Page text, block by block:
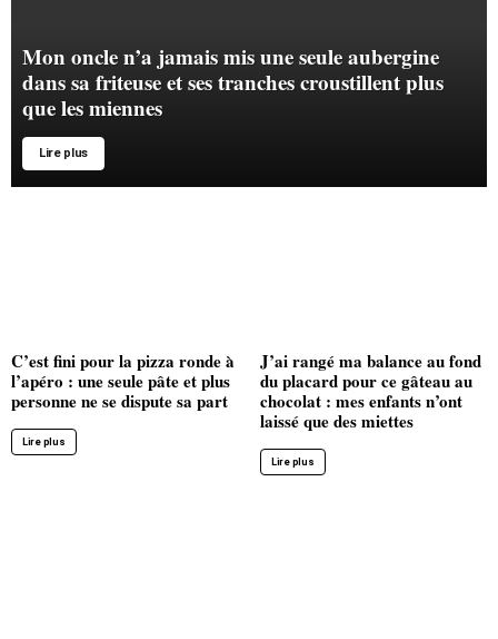
Mon oncle n’a jamais mis une seule aubergine
dans sa friteuse et ses tranches croustillent plus
que les miennes
Lire plus
C’est fini pour la pizza ronde à
l’apéro : une seule pâte et plus
personne ne se dispute sa part
Lire plus
J’ai rangé ma balance au fond
du placard pour ce gâteau au
chocolat : mes enfants n’ont
laissé que des miettes
Lire plus